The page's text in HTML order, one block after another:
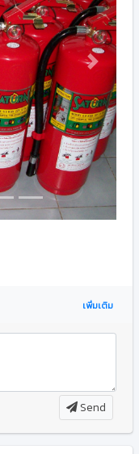
Next
เพิ่มเติม
Send